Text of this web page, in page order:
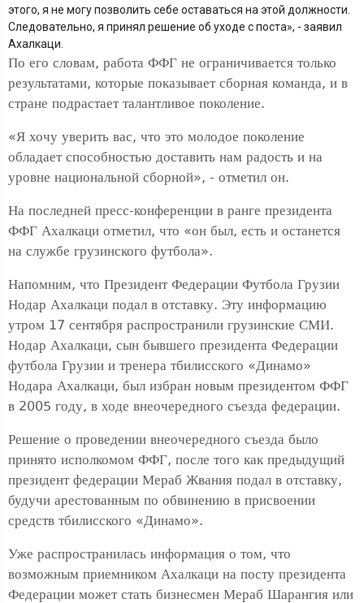
этого, я не могу позволить себе оставаться на этой должности.
Следовательно, я принял решение об уходе с поста», - заявил
Ахалкаци.
По его словам, работа ФФГ не ограничивается только
результатами, которые показывает сборная команда, и в
стране подрастает талантливое поколение.
«Я хочу уверить вас, что это молодое поколение
обладает способностью доставить нам радость и на
уровне национальной сборной», - отметил он.
На последней пресс-конференции в ранге президента
ФФГ Ахалкаци отметил, что «он был, есть и останется
на службе грузинского футбола».
Напомним, что Президент Федерации Футбола Грузии
Нодар Ахалкаци подал в отставку. Эту информацию
утром 17 сентября распространили грузинские СМИ.
Нодар Ахалкаци, сын бывшего президента Федерации
футбола Грузии и тренера тбилисского «Динамо»
Нодара Ахалкаци, был избран новым президентом ФФГ
в 2005 году, в ходе внеочередного съезда федерации.
Решение о проведении внеочередного съезда было
принято исполкомом ФФГ, после того как предыдущий
президент федерации Мераб Жвания подал в отставку,
будучи арестованным по обвинению в присвоении
средств тбилисского «Динамо».
Уже распространилась информация о том, что
возможным приемником Ахалкаци на посту президента
Федерации может стать бизнесмен Мераб Шарангия или